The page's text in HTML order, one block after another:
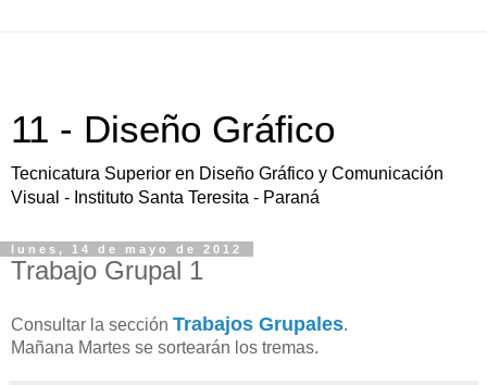
11 - Diseño Gráfico
Tecnicatura Superior en Diseño Gráfico y Comunicación
Visual - Instituto Santa Teresita - Paraná
lunes, 14 de mayo de 2012
Trabajo Grupal 1
Consultar la sección Trabajos Grupales.
Mañana Martes se sortearán los tremas.